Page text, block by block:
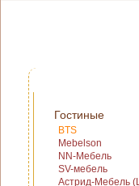
Гостиные
BTS
Mebelson
NN-Мебель
SV-мебель
Астрид-Мебель